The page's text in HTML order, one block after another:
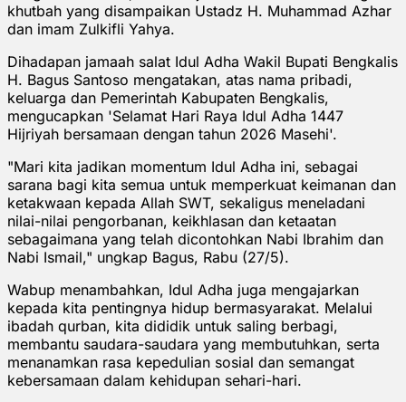
khutbah yang disampaikan Ustadz H. Muhammad Azhar
dan imam Zulkifli Yahya.
Dihadapan jamaah salat Idul Adha Wakil Bupati Bengkalis
H. Bagus Santoso mengatakan, atas nama pribadi,
keluarga dan Pemerintah Kabupaten Bengkalis,
mengucapkan 'Selamat Hari Raya Idul Adha 1447
Hijriyah bersamaan dengan tahun 2026 Masehi'.
"Mari kita jadikan momentum Idul Adha ini, sebagai
sarana bagi kita semua untuk memperkuat keimanan dan
ketakwaan kepada Allah SWT, sekaligus meneladani
nilai-nilai pengorbanan, keikhlasan dan ketaatan
sebagaimana yang telah dicontohkan Nabi Ibrahim dan
Nabi Ismail," ungkap Bagus, Rabu (27/5).
Wabup menambahkan, Idul Adha juga mengajarkan
kepada kita pentingnya hidup bermasyarakat. Melalui
ibadah qurban, kita dididik untuk saling berbagi,
membantu saudara-saudara yang membutuhkan, serta
menanamkan rasa kepedulian sosial dan semangat
kebersamaan dalam kehidupan sehari-hari.